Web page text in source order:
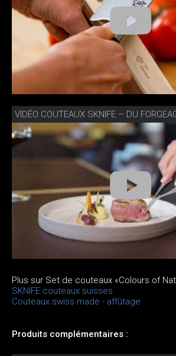
VIDÉO COUTEAUX SKNIFE – DU
Plus sur Set de couteaux «Colours of
SKNIFE couteaux suisses
Couteaux swiss made - affûtage
Produits complémentaires :